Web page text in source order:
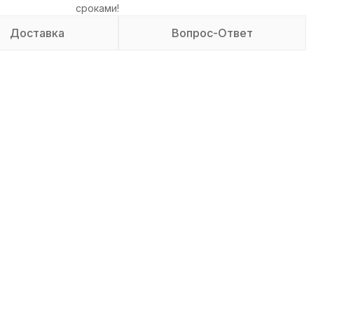
сроками!
Доставка Вопрос-Ответ